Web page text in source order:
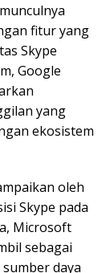
fitur yang
Skype
Google
yang
ekosistem
oleh
Skype pada
Microsoft
sebagai
daya